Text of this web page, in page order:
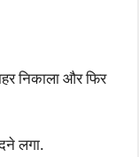
निकाला और फिर
लगा.